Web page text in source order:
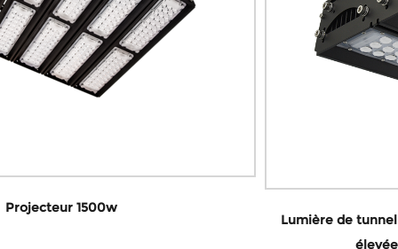
Lumière de tunnel de LED/lumière d'inondation/